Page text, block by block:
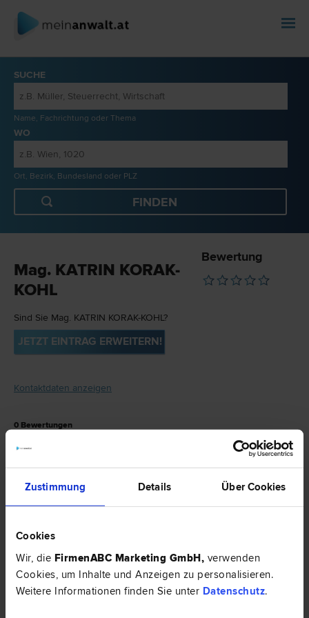
Zustimmung Details Über Cookies
Cookies
Wir, die FirmenABC Marketing GmbH, verwenden
Cookies, um Inhalte und Anzeigen zu personalisieren.
Weitere Informationen finden Sie unter Datenschutz.
SUCHE
Name, Fachrichtung oder Thema
WO
Ort, Bezirk, Bundesland oder PLZ
Mag. KATRIN KORAK-
KOHL
Sind Sie Mag. KATRIN KORAK-KOHL?
JETZT EINTRAG ERWEITERN!
Kontaktdaten anzeigen
Bewertung
0 Bewertungen
Geben Sie Ihr persönliches Feedback.
JETZT BEWERTEN
Mag. KATRIN KORAK-KOHL ist spezialisiert
aufWohnungseigentums­recht |Bank- und
Kapitalmarkt­recht|Familien­recht|
Liegenschafts- und Immobilien­recht.